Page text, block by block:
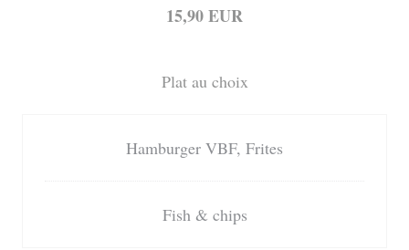
15,90 EUR
Plat au choix
Hamburger VBF, Frites
Fish & chips